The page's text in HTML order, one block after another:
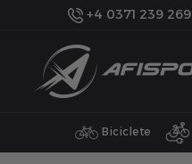
+4 0371 239 269
Biciclete